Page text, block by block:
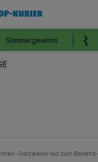
Sommergewinnspiel
Garzweiler lud zum